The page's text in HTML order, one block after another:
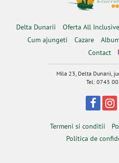
Delta Dunarii Oferta All Inclusive
Cum ajungeti
Cazare
Contact
Mila 23, Delta Dunarii,
Tel: 0745
Termeni si conditii
Politica de